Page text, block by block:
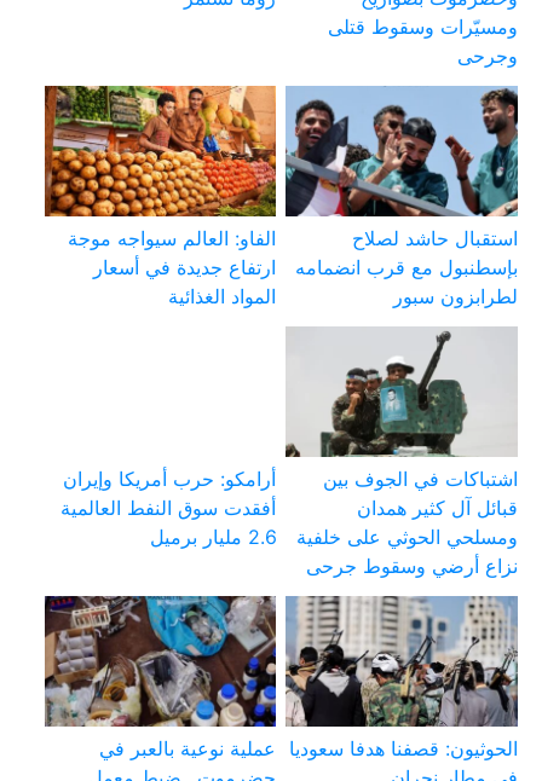
ومسيّرات وسقوط قتلى
وجرحى
استقبال حاشد لصلاح
بإسطنبول مع قرب انضمامه
لطرابزون سبور
الفاو: العالم سيواجه موجة
ارتفاع جديدة في أسعار
المواد الغذائية
اشتباكات في الجوف بين
قبائل آل كثير همدان
ومسلحي الحوثي على خلفية
نزاع أرضي وسقوط جرحى
أرامكو: حرب أمريكا وإيران
أفقدت سوق النفط العالمية
2.6 مليار برميل
الحوثيون: قصفنا هدفا سعوديا
عملية نوعية بالعبر في